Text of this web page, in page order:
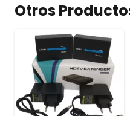
Otros